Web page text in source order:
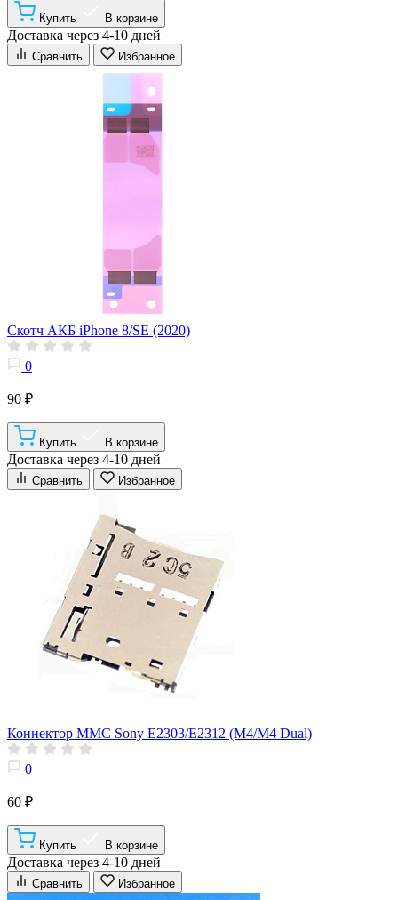
Купить В корзине
Доставка через 4-10 дней
Сравнить Избранное
Скотч АКБ iPhone 8/SE (2020)
0
90 ₽
Купить В корзине
Доставка через 4-10 дней
Сравнить Избранное
Коннектор MMC Sony E2303/E2312 (M4/M4 Dual)
0
60 ₽
Купить В корзине
Доставка через 4-10 дней
Сравнить Избранное